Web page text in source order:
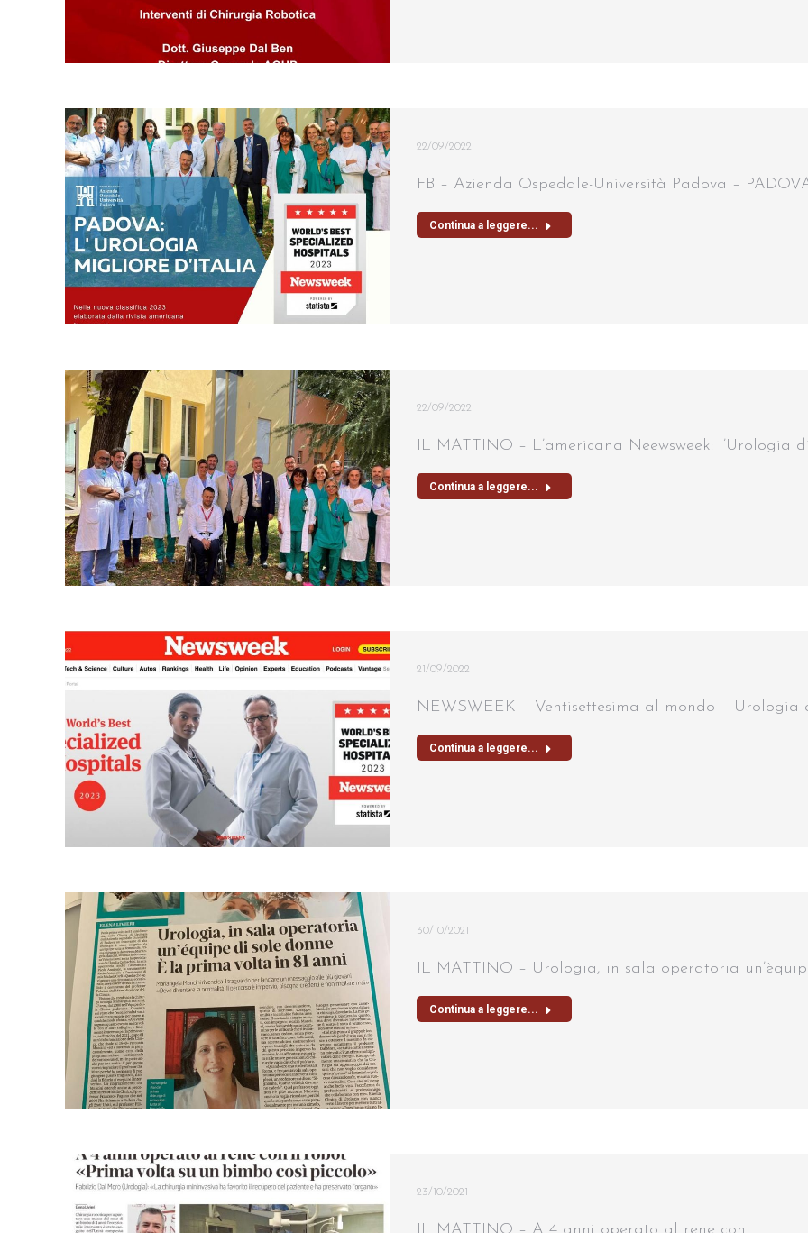
22/09/2022
FB – Azienda Ospedale-Università Padova –
Continua a leggere...
22/09/2022
IL MATTINO – L’americana Neewsweek: l’Urologia
Continua a leggere...
21/09/2022
NEWSWEEK – Ventisettesima al mondo – Urologia
Continua a leggere...
30/10/2021
IL MATTINO – Urologia, in sala operatoria
Continua a leggere...
23/10/2021